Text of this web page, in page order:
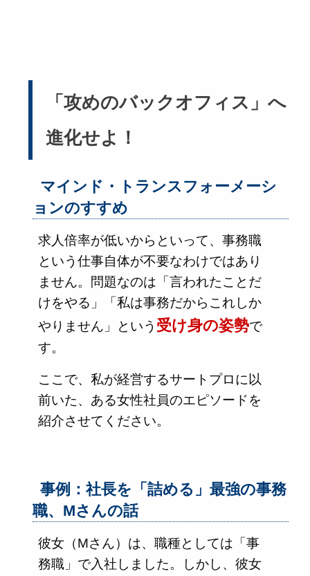
「攻めのバックオフィス」へ
進化せよ！
マインド・トランスフォーメーシ
ョンのすすめ
求人倍率が低いからといって、事務職
という仕事自体が不要なわけではあり
ません。問題なのは「言われたことだ
けをやる」「私は事務だからこれしか
やりません」という 受け身の姿勢で
す。
ここで、私が経営するサートプロに以
前いた、ある女性社員のエピソードを
紹介させてください。
事例：社長を「詰める」最強の事務
職、Mさんの話
彼女（Mさん）は、職種としては「事
務職」で入社しました。しかし、彼女